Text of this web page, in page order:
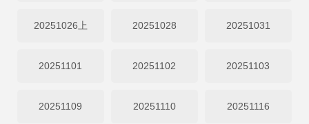
20251026上 20251028 20251031
20251101 20251102 20251103
20251109 20251110 20251116